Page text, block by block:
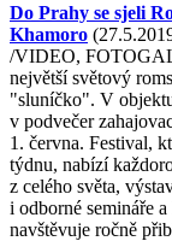
Do Prahy se sjeli
Khamoro
/VIDEO,
největší světový
"sluníčko". V
v podvečer
1. června. Festival,
týdnu, nabízí
z celého světa,
i odborné semináře
navštěvuje ročně